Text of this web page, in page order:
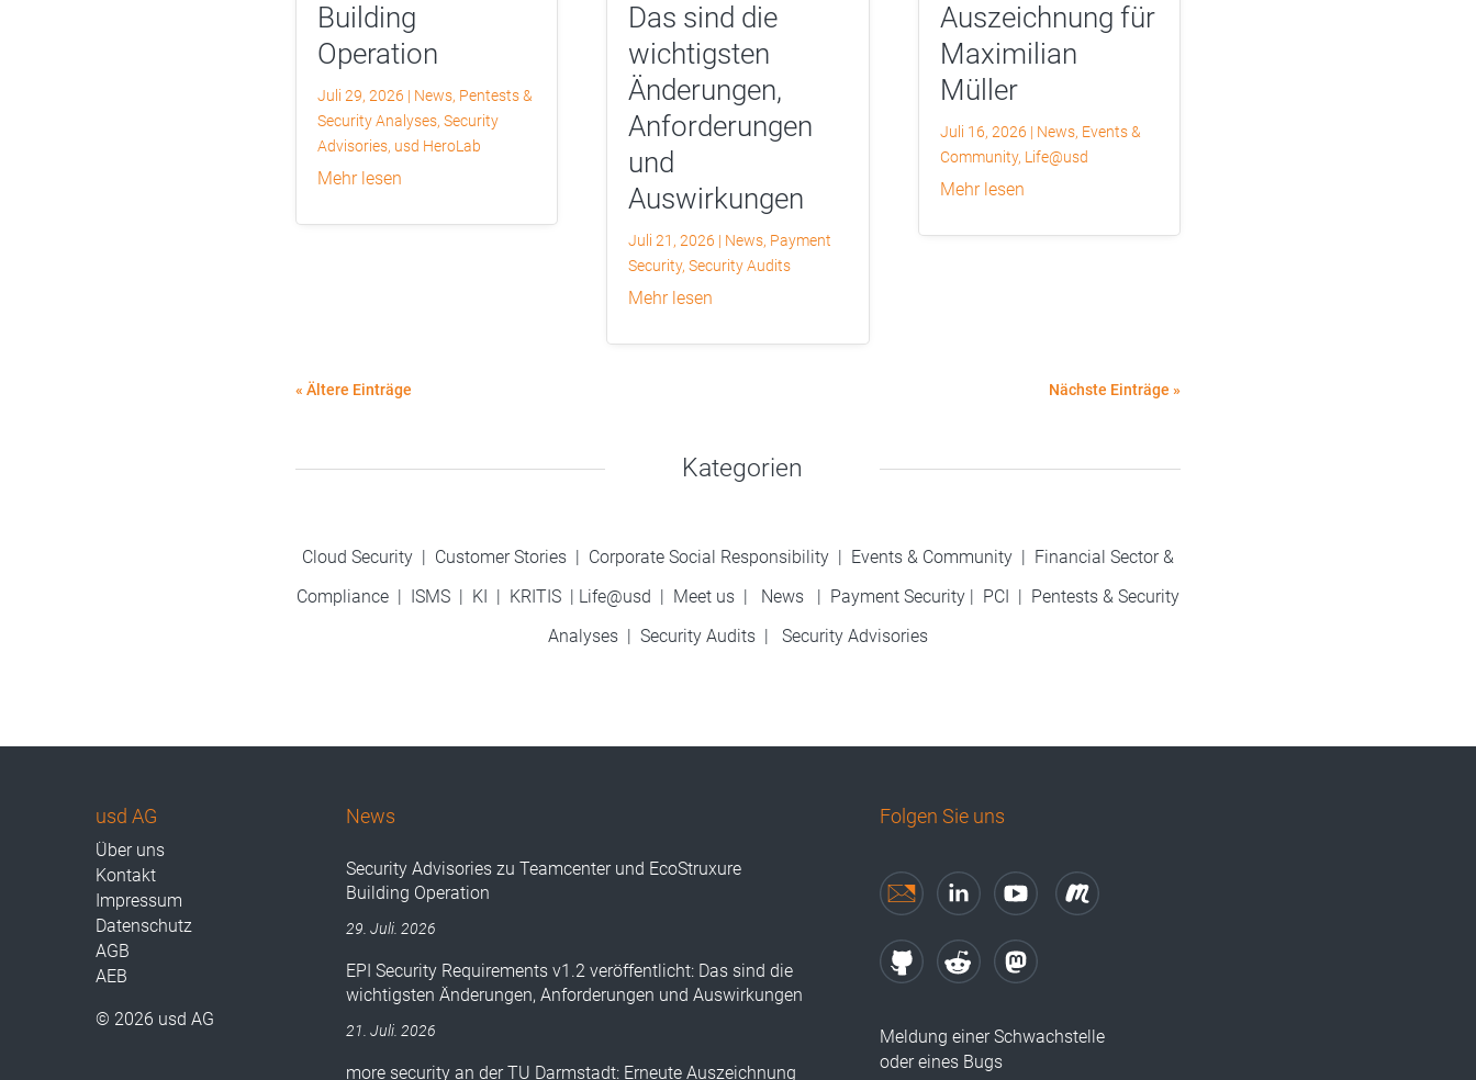
Building
Operation
Juli 29, 2026 | News, Pentests &
Security Analyses, Security
Advisories, usd HeroLab
mehr lesen
Das sind die
wichtigsten
Änderungen,
Anforderungen
und
Auswirkungen
Juli 21, 2026 | News, Payment
Security,Security Audits
mehr lesen
Auszeichnung für
Maximilian
Müller
Juli 16, 2026 | News, Events &
Community, Life@usd
mehr lesen
« Ältere Einträge Nächste Einträge »
Kategorien
Cloud Security Customer Stories| Corporate Social Responsibility| Events & Community
Financial Sector &
Compliance| ISMS| KI KRITIS| Life@usd Meet us| News Payment Security| PCI
Pentests & Security
Analyses
Security Audits| Security Advisories
usd AG
Über uns
Kontakt
Impressum
Datenschutz
AGB
AEB
© 2026 usd AG
News
Security Advisories zu Teamcenter und EcoStruxure
Building Operation
29. Juli. 2026
EPI Security Requirements v1.2 veröffentlicht: Das sind die
wichtigsten Änderungen, Anforderungen und Auswirkungen
21. Juli. 2026
more security an der TU Darmstadt: Erneute Auszeichnung
Folgen Sie uns
Meldung einer Schwachstelle
oder eines Bugs